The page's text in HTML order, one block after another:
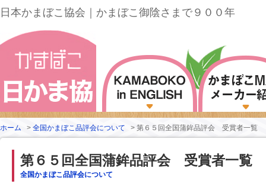
日本かまぼこ協会｜かまぼこ御陰さまで９００年
ホーム > 全国かまぼこ品評会について > 第６５回全国蒲鉾品評会 受賞者一覧
第６５回全国蒲鉾品評会 受賞者一覧
全国かまぼこ品評会について